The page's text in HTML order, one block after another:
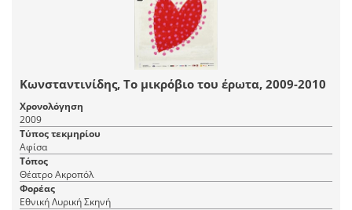
Κωνσταντινίδης, Το μικρόβιο του έρωτα, 2009-2010
Χρονολόγηση
2009
Τύπος τεκμηρίου
Αφίσα
Τόπος
Θέατρο Ακροπόλ
Φορέας
Εθνική Λυρική Σκηνή